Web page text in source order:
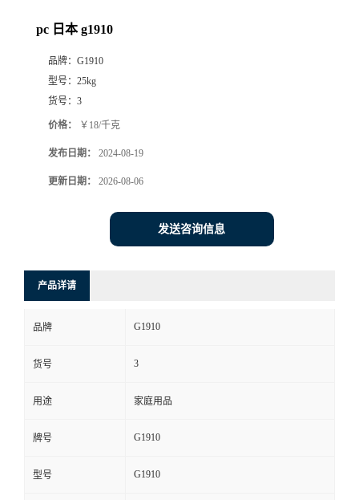
pc 日本 g1910
品牌： G1910
型号： 25kg
货号： 3
价格： ￥18/千克
发布日期： 2024-08-19
更新日期： 2026-08-06
发送咨询信息
产品详请
品牌 G1910
货号 3
用途 家庭用品
牌号 G1910
型号 G1910